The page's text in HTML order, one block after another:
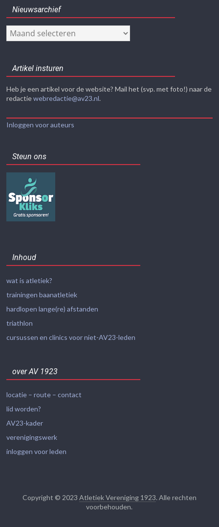
Nieuwsarchief
Nieuwsarchief
Artikel insturen
Heb je een artikel voor de website? Mail het (svp. met foto!) naar de
redactiewebredactie@av23.nl.
Inloggen voor auteurs
Steun ons
Inhoud
wat is atletiek?
trainingen baanatletiek
hardlopen lange(re) afstanden
triathlon
cursussen en clinics voor niet-AV23-leden
over AV 1923
locatie – route – contact
lid worden?
AV23-kader
verenigingswerk
inloggen voor leden
Copyright © 2023 Atletiek Vereniging 1923. Alle rechten
voorbehouden.